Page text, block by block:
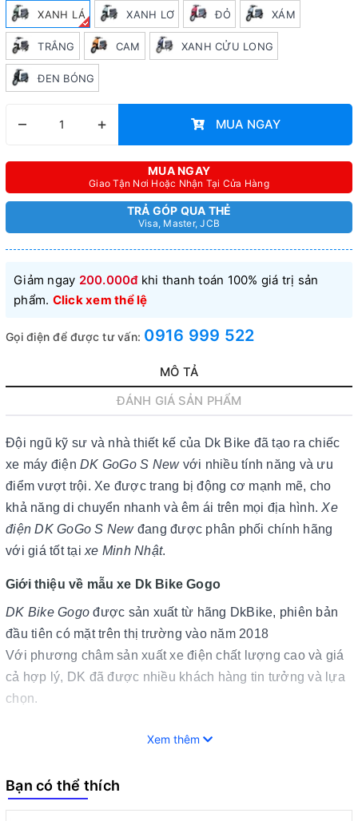
XANH LÁ XANH LƠ ĐỎ XÁM
TRẮNG CAM XANH CỬU LONG
ĐEN BÓNG
– + MUA NGAY
MUA NGAY
Giao Tận Nơi Hoặc Nhận Tại Cửa Hàng
TRẢ GÓP QUA THẺ
Visa, Master, JCB
Giảm ngay 200.000đkhi thanh toán 100% giá trị sản
phẩm. Click xem thể lệ
Gọi điện để được tư vấn: 0916 999 522
MÔ TẢ
ĐÁNH GIÁ SẢN PHẨM
Đội ngũ kỹ sư và nhà thiết kế của Dk Bike đã tạo ra chiếc
xe máy điện DK GoGo S New với nhiều tính năng và ưu
điểm vượt trội. Xe được trang bị động cơ mạnh mẽ, cho
khả năng di chuyển nhanh và êm ái trên mọi địa hình.Xe
điện DK GoGo S New đang được phân phối chính hãng
với giá tốt tại xe Minh Nhật.
Giới thiệu về mẫu xe Dk Bike Gogo
DK Bike Gogo được sản xuất từ hãng DkBike, phiên bản
đầu tiên có mặt trên thị trường vào năm 2018
Với phương châm sản xuất xe điện chất lượng cao và giá
cả hợp lý, DK đã được nhiều khách hàng tin tưởng và lựa
chọn.
Xem thêm
Bạn có thể thích